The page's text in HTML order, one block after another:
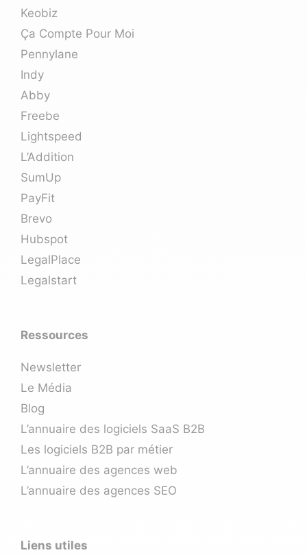
Keobiz
Ça Compte Pour Moi
Pennylane
Indy
Abby
Freebe
Lightspeed
L’Addition
SumUp
PayFit
Brevo
Hubspot
LegalPlace
Legalstart
Ressources
Newsletter
Le Média
Blog
L’annuaire des logiciels SaaS B2B
Les logiciels B2B par métier
L’annuaire des agences web
L’annuaire des agences SEO
Liens utiles